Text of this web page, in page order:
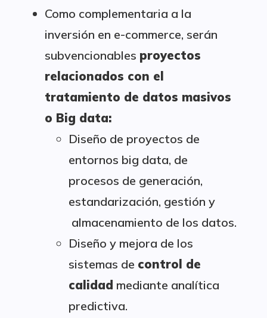
Como complementaria a la
inversión en e-commerce, serán
subvencionables proyectos
relacionados con el
tratamiento de datos masivos
o Big data:
Diseño de proyectos de
entornos big data, de
procesos de generación,
estandarización, gestión y
almacenamiento de los datos.
Diseño y mejora de los
sistemas de control de
calidad mediante analítica
predictiva.